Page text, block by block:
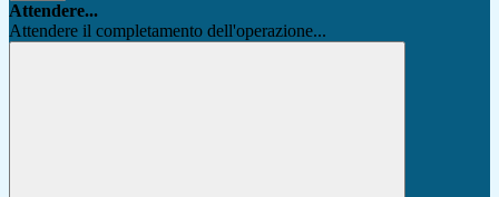
Attendere...
Attendere il completamento dell'operazione...